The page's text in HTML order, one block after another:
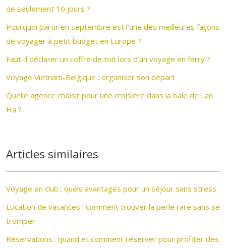
de seulement 10 jours ?
Pourquoi partir en septembre est l’une des meilleures façons
de voyager à petit budget en Europe ?
Faut-il déclarer un coffre de toit lors d’un voyage en ferry ?
Voyage Vietnam-Belgique : organiser son départ
Quelle agence choisir pour une croisière dans la baie de Lan
Ha ?
Articles similaires
Voyage en club : quels avantages pour un séjour sans stress
Location de vacances : comment trouver la perle rare sans se
tromper
Réservations : quand et comment réserver pour profiter des